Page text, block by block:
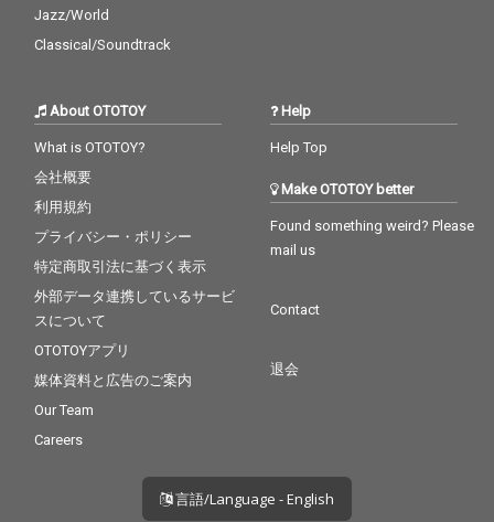
Jazz/World
Classical/Soundtrack
About OTOTOY
What is OTOTOY?
会社概要
利用規約
プライバシー・ポリシー
特定商取引法に基づく表示
外部データ連携しているサービ
スについて
OTOTOYアプリ
媒体資料と広告のご案内
Our Team
Careers
Help
Help Top
Make OTOTOY better
Found something weird? Please
mail us
Contact
退会
言語/Language - English